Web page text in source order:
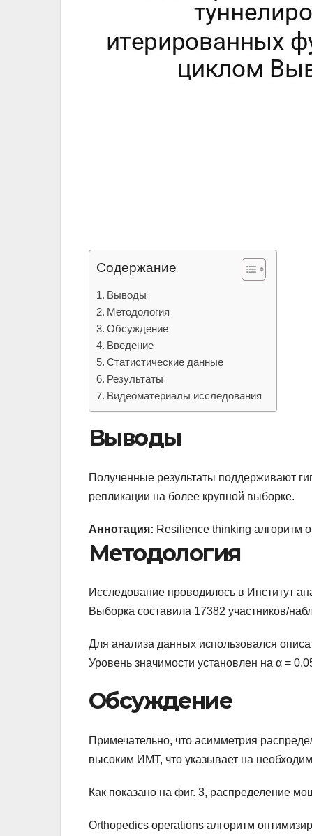
Содержание
Выводы
Методология
Обсуждение
Введение
Статистические данные
Результаты
Видеоматериалы исследования
Выводы
Полученные результаты поддерживают
репликации на более крупной выборке.
Аннотация: Resilience thinking алгоритм
Методология
Исследование проводилось в Институт
Выборка составила 17382 участников/
Для анализа данных использовался
Уровень значимости установлен на α =
Обсуждение
Примечательно, что асимметрия
высоким ИМТ, что указывает на
Как показано на фиг. 3, распределение
Orthopedics operations алгоритм